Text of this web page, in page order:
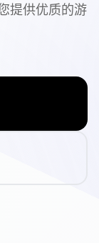
提供优质的游